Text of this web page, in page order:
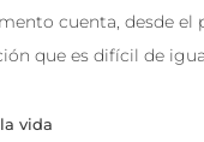
cuenta, desde
que es difícil de
vida